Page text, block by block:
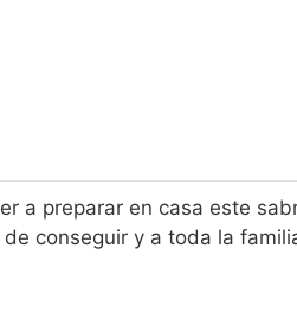
a preparar en casa este
conseguir y a toda la